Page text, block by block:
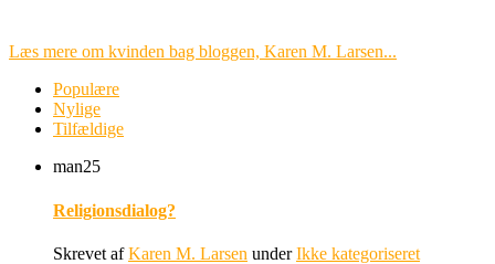
Læs mere om kvinden bag bloggen, Karen M. Larsen...
Populære
Nylige
Tilfældige
man25
Religionsdialog?
Skrevet afKaren M. Larsen underIkke kategoriseret